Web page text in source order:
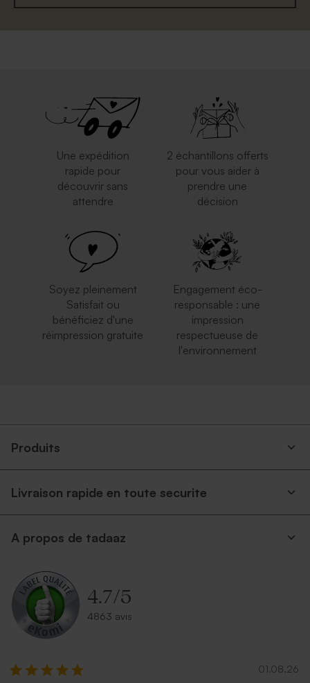
Enveloppe carrée argent
Une expédition
rapide pour
découvrir sans
attendre
2 échantillons offerts
pour vous aider à
prendre une
décision
Soyez pleinement
Satisfait ou
bénéficiez d'une
réimpression gratuite
Engagement éco-
responsable : une
impression
respectueuse de
l'environnement
Produits
Livraison rapide en toute securite
A propos de tadaaz
4.7/5
4863 avis
01.08.26